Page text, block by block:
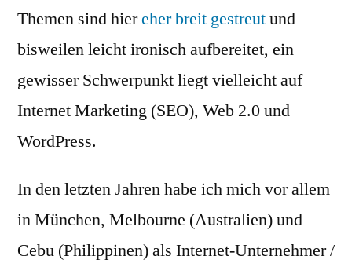
Themen sind hiereher breit gestreutund
bisweilen leicht ironisch aufbereitet, ein
gewisser Schwerpunkt liegt vielleicht auf
Internet Marketing (SEO), Web 2.0 und
WordPress.
In den letzten Jahren habe ich mich vor allem
in München, Melbourne (Australien) und
Cebu (Philippinen) als Internet-Unternehmer /